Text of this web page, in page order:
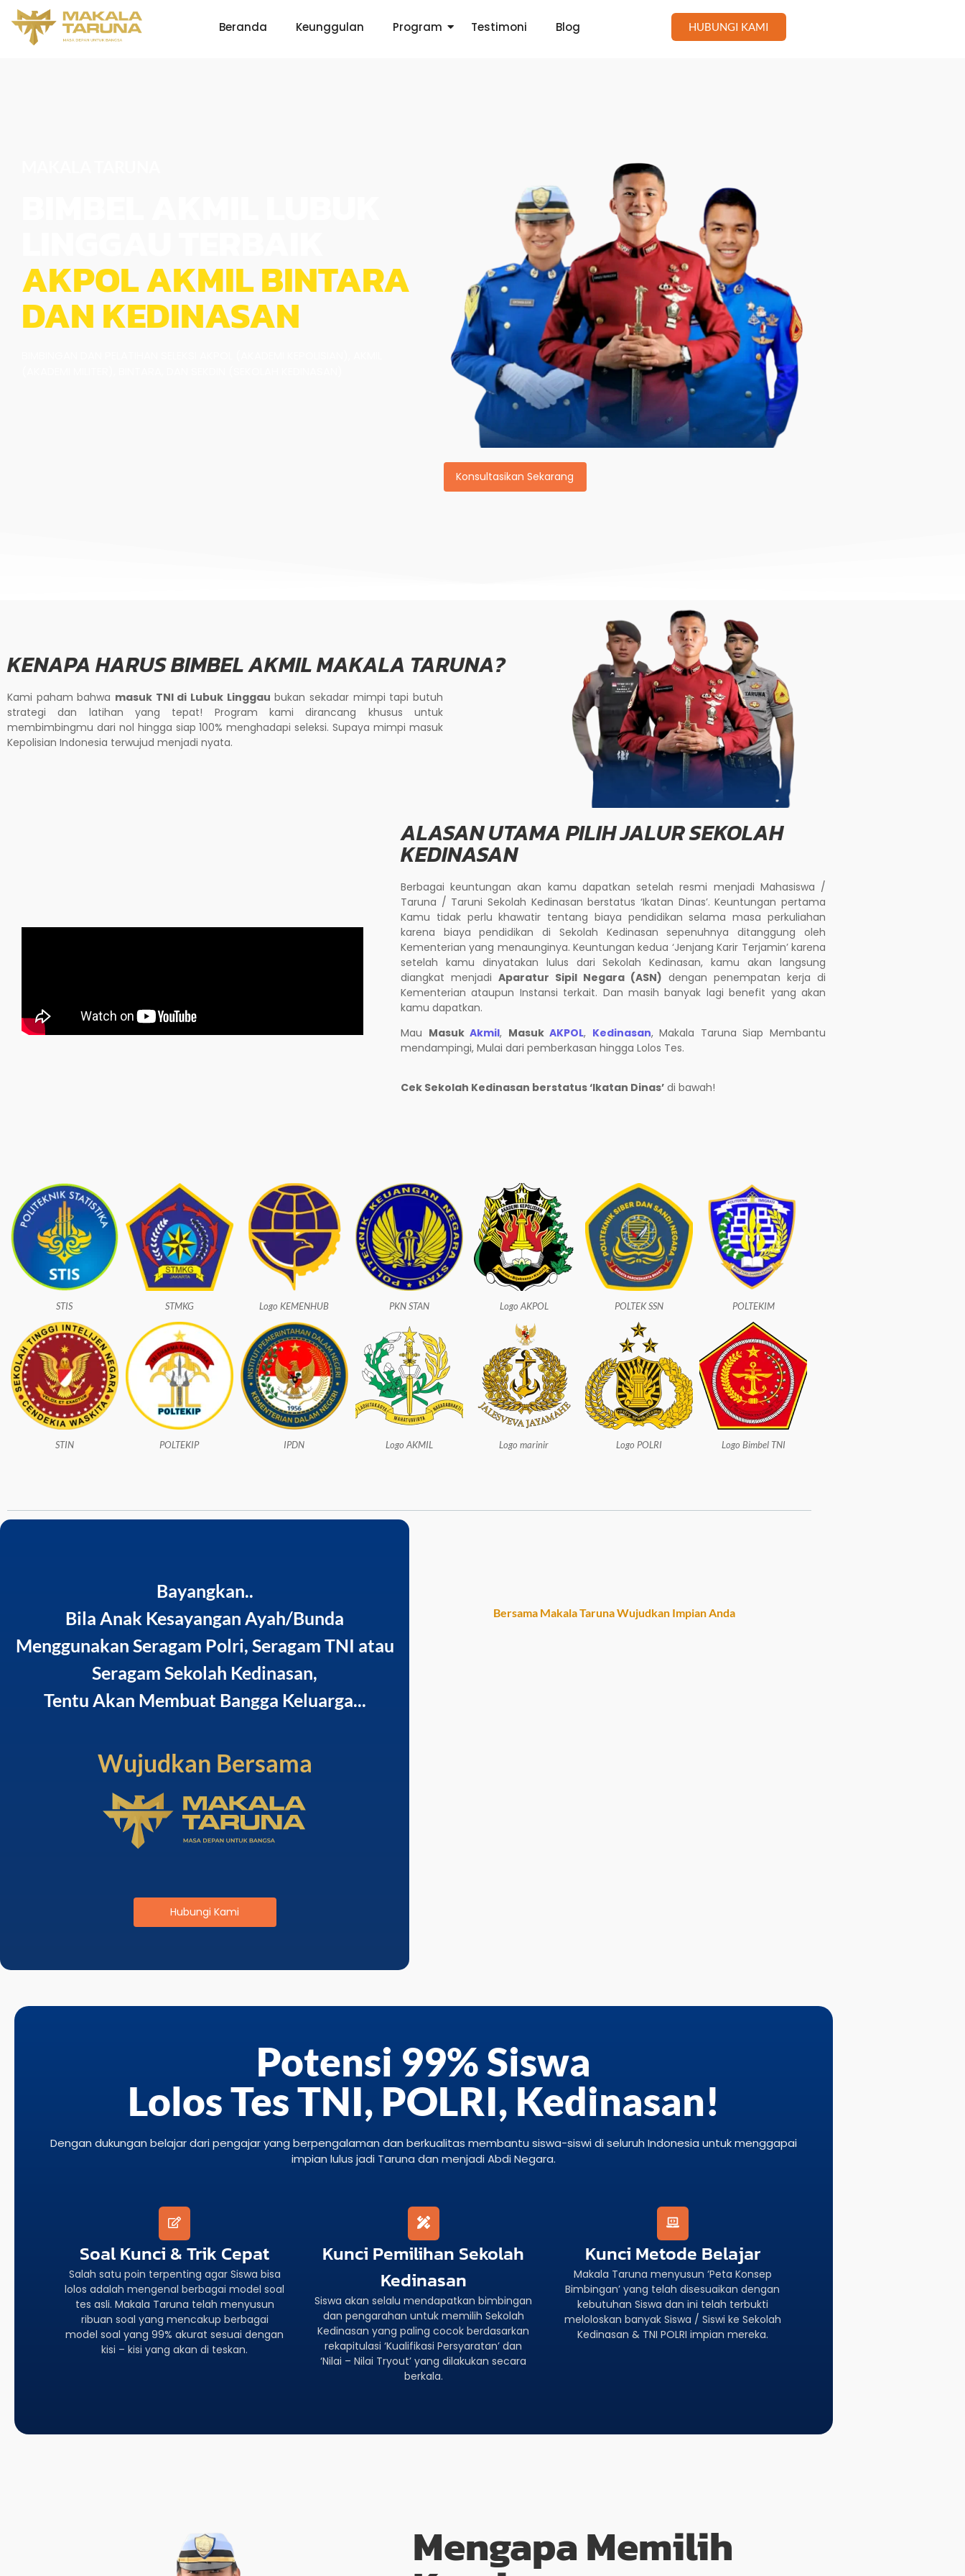
Beranda Keunggulan Program Testimoni Blog HUBUNGI KAMI
AKPOL AKMIL BINTARA
DAN KEDINASAN
Konsultasikan Sekarang
KENAPA HARUS BIMBEL AKMIL MAKALA TARUNA?
Kami paham bahwa masuk TNI di Lubuk Linggau bukan sekadar mimpi tapi butuh
strategi dan latihan yang tepat! Program kami dirancang khusus untuk
membimbingmu dari nol hingga siap 100% menghadapi seleksi. Supaya mimpi masuk
Kepolisian Indonesia terwujud menjadi nyata.
ALASAN UTAMA PILIH JALUR SEKOLAH
KEDINASAN
Berbagai keuntungan akan kamu dapatkan setelah resmi menjadi Mahasiswa /
Taruna / Taruni Sekolah Kedinasan berstatus ‘Ikatan Dinas’. Keuntungan pertama
Kamu tidak perlu khawatir tentang biaya pendidikan selama masa perkuliahan
karena biaya pendidikan di Sekolah Kedinasan sepenuhnya ditanggung oleh
Kementerian yang menaunginya. Keuntungan kedua ‘Jenjang Karir Terjamin’ karena
setelah kamu dinyatakan lulus dari Sekolah Kedinasan, kamu akan langsung
diangkat menjadi Aparatur Sipil Negara (ASN) dengan penempatan kerja di
Kementerian ataupun Instansi terkait. Dan masih banyak lagi benefit yang akan
kamu dapatkan.
Mau MasukAkmil, MasukAKPOL, Kedinasan, Makala Taruna Siap Membantu
mendampingi, Mulai dari pemberkasan hingga Lolos Tes.
Cek Sekolah Kedinasan berstatus ‘Ikatan Dinas’di bawah!
STIS STMKG Logo KEMENHUB PKN STAN Logo AKPOL POLTEK SSN POLTEKIM
STIN POLTEKIP IPDN Logo AKMIL Logo marinir Logo POLRI Logo Bimbel TNI
Bayangkan..
Bila Anak Kesayangan Ayah/Bunda
Menggunakan Seragam Polri, Seragam TNI atau
Seragam Sekolah Kedinasan,
Tentu Akan Membuat Bangga Keluarga...
Wujudkan Bersama
Hubungi Kami
Bersama Makala Taruna Wujudkan Impian Anda
Potensi 99% Siswa
Lolos Tes TNI, POLRI, Kedinasan!
Dengan dukungan belajar dari pengajar yang berpengalaman dan berkualitas membantu siswa-siswi di seluruh Indonesia untuk menggapai
impian lulus jadi Taruna dan menjadi Abdi Negara.
Soal Kunci & Trik Cepat
Salah satu poin terpenting agar Siswa bisa
lolos adalah mengenal berbagai model soal
tes asli. Makala Taruna telah menyusun
ribuan soal yang mencakup berbagai
model soal yang 99% akurat sesuai dengan
kisi – kisi yang akan di teskan.
Kunci Pemilihan Sekolah
Kedinasan
Siswa akan selalu mendapatkan bimbingan
dan pengarahan untuk memilih Sekolah
Kedinasan yang paling cocok berdasarkan
rekapitulasi ‘Kualifikasi Persyaratan’ dan
‘Nilai – Nilai Tryout’ yang dilakukan secara
berkala.
Kunci Metode Belajar
Makala Taruna menyusun ‘Peta Konsep
Bimbingan’ yang telah disesuaikan dengan
kebutuhan Siswa dan ini telah terbukti
meloloskan banyak Siswa / Siswi ke Sekolah
Kedinasan & TNI POLRI impian mereka.
Mengapa Memilih